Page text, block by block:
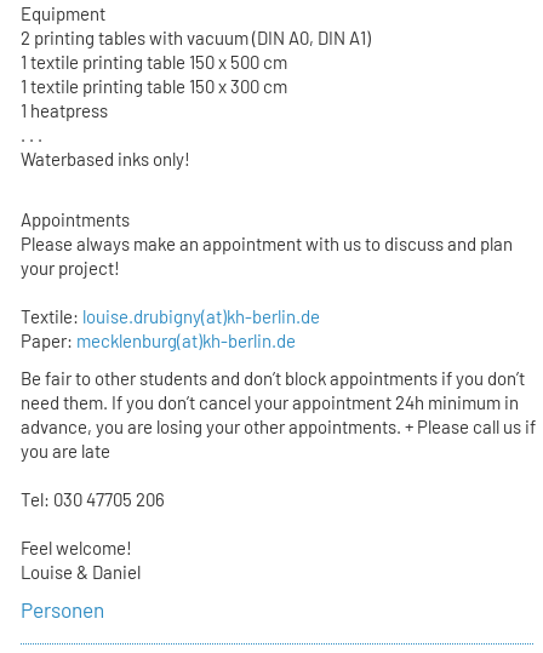
Equipment
2 printing tables with vacuum (DIN A0, DIN A1)
1 textile printing table 150 x 500 cm
1 textile printing table 150 x 300 cm
1 heatpress
. . .
Waterbased inks only!
Appointments
Please always make an appointment with us to discuss and plan
your project!
Textile: louise.drubigny(at)kh-berlin.de
Paper: mecklenburg(at)kh-berlin.de
Be fair to other students and don’t block appointments if you don’t
need them. If you don’t cancel your appointment 24h minimum in
advance, you are losing your other appointments. + Please call us if
you are late
Tel: 030 47705 206
Feel welcome!
Louise & Daniel
Personen